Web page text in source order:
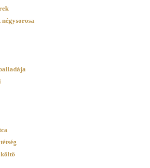
költő